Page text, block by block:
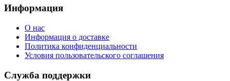
Информация
О нас
Информация о доставке
Политика конфиденциальности
Условия пользовательского соглашения
Служба поддержки